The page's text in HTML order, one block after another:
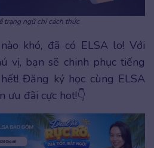
trạng ngữ chỉ cách thức
khó, đã có ELSA lo! Với
vị, bạn sẽ chinh phục tiếng
Đăng ký học cùng ELSA
ưu đãi cực hot!👇